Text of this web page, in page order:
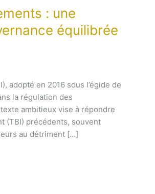
: une
équilibrée
adopté en 2016 sous l’égide de
la régulation des
ambitieux vise à répondre
(TBI) précédents, souvent
au détriment […]